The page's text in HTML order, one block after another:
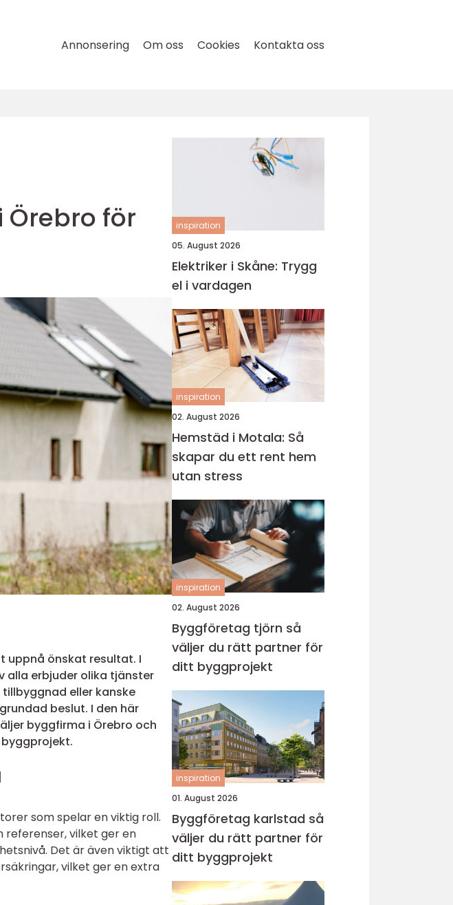
Annonsering Om oss Cookies Kontakta oss
för
önskat resultat. I
alla erbjuder olika tjänster
eller kanske
beslut. I den här
byggfirma i Örebro och
som spelar en viktig roll.
vilket ger en
Det är även viktigt att
vilket ger en extra
inspiration
05. August 2026
Elektriker i Skåne: Trygg
el i vardagen
inspiration
02. August 2026
Hemstäd i Motala: Så
skapar du ett rent hem
utan stress
inspiration
02. August 2026
Byggföretag tjörn så
väljer du rätt partner för
ditt byggprojekt
inspiration
01. August 2026
Byggföretag karlstad så
väljer du rätt partner för
ditt byggprojekt